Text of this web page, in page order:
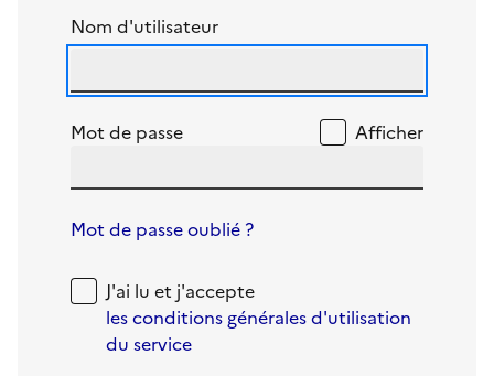
Nom d'utilisateur
Mot de passe Afficher
Mot de passe oublié ?
J'ai lu et j'accepte
les conditions générales d'utilisation
du service